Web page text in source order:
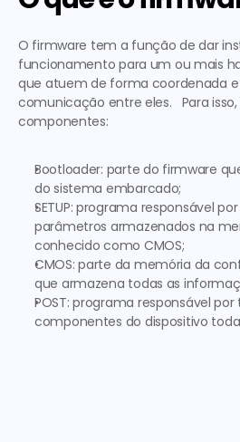
O firmware tem a função de dar
funcionamento para um ou mais
que atuem de forma coordenada
comunicação entre eles.   Para
componentes:
Bootloader: parte do firmware
do sistema embarcado;
SETUP: programa responsável
parâmetros armazenados na
conhecido como CMOS;
CMOS: parte da memória da
que armazena todas as
POST: programa responsável
componentes do dispositivo